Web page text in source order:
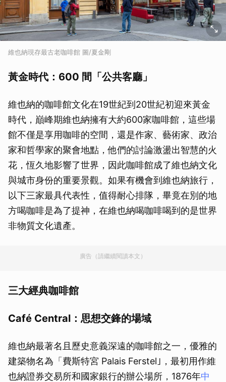
維也納現存最古老咖啡館 圖/夏金剛
黃金時代：600 間「公共客廳」
維也納的咖啡館文化在19世紀到20世紀初迎來黃金
時代，巔峰期維也納擁有大約600家咖啡館，這些場
館不僅是享用咖啡的空間，還是作家、藝術家、政治
家和哲學家的聚會地點，他們的討論激盪出智慧的火
花，恆久地影響了世界，因此咖啡館成了維也納文化
與城市身份的重要景觀。如果有機會到維也納旅行，
以下三家最具代表性，值得耐心排隊，畢竟在別的地
方喝咖啡是為了提神，在維也納喝咖啡喝到的是世界
非物質文化遺產。
廣告（請繼續閱讀本文）
三大經典咖啡館
Café Central：思想交鋒的場域
維也納最著名且歷史意義深遠的咖啡館之一，優雅的
建築物名為「費斯特宮 Palais Ferstel｣，最初用作維
也納證券交易所和國家銀行的辦公場所，1876年中